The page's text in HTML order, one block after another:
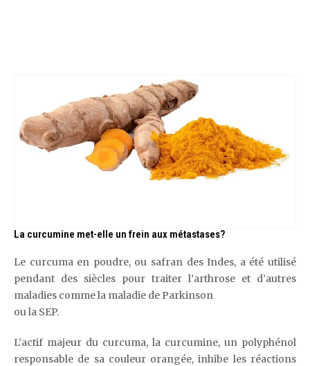
La curcumine met-elle un frein aux métastases?
Le curcuma en poudre, ou safran des Indes, a été utilisé
pendant des siècles pour traiter l’arthrose et d’autres
maladies comme la maladie de Parkinson
ou la SEP.
L’actif majeur du curcuma, la curcumine, un polyphénol
responsable de sa couleur orangée, inhibe les réactions